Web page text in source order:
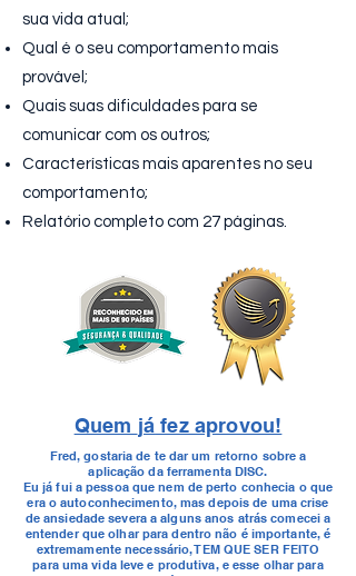
sua vida atual;
Qual é o seu comportamento mais
provável;
Quais suas dificuldades para se
comunicar com os outros;
Características mais aparentes no seu
comportamento;
Relatório completo com 27 páginas.
Quem já fez aprovou!
Fred, gostaria de te dar um retorno sobre a
aplicação da ferramenta DISC.
Eu já fui a pessoa que nem de perto conhecia o que
era o autoconhecimento, mas depois de uma crise
de ansiedade severa a alguns anos atrás comecei a
entender que olhar para dentro não é importante, é
extremamente necessário, TEM QUE SER FEITO
para uma vida leve e produtiva, e esse olhar para